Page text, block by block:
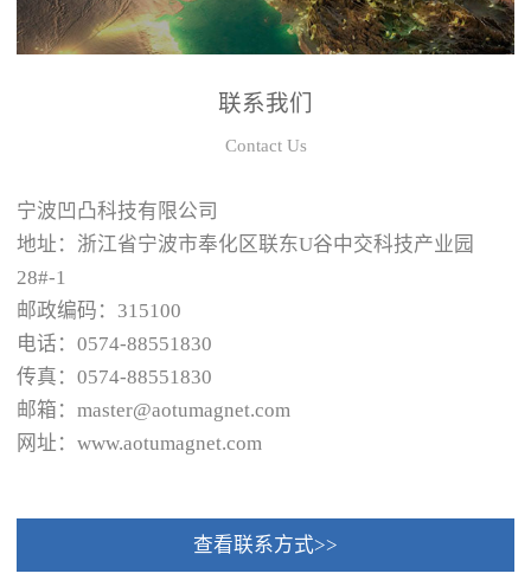
联系我们
Contact Us
宁波凹凸科技有限公司
地址：浙江省宁波市奉化区联东U谷中交科技产业园
28#-1
邮政编码：315100
电话：0574-88551830
传真：0574-88551830
邮箱：master@aotumagnet.com
网址：www.aotumagnet.com
查看联系方式>>